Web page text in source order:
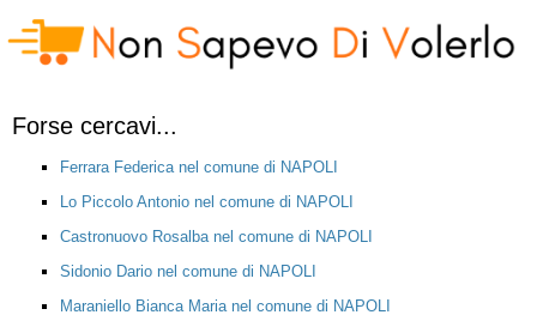
Forse cercavi...
Ferrara Federica nel comune di NAPOLI
Lo Piccolo Antonio nel comune di NAPOLI
Castronuovo Rosalba nel comune di NAPOLI
Sidonio Dario nel comune di NAPOLI
Maraniello Bianca Maria nel comune di NAPOLI